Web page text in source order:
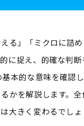
る」「ミクロに詰
に捉え、的確な判
本的な意味を確認
かを解説します。
大きく変わるでしょ